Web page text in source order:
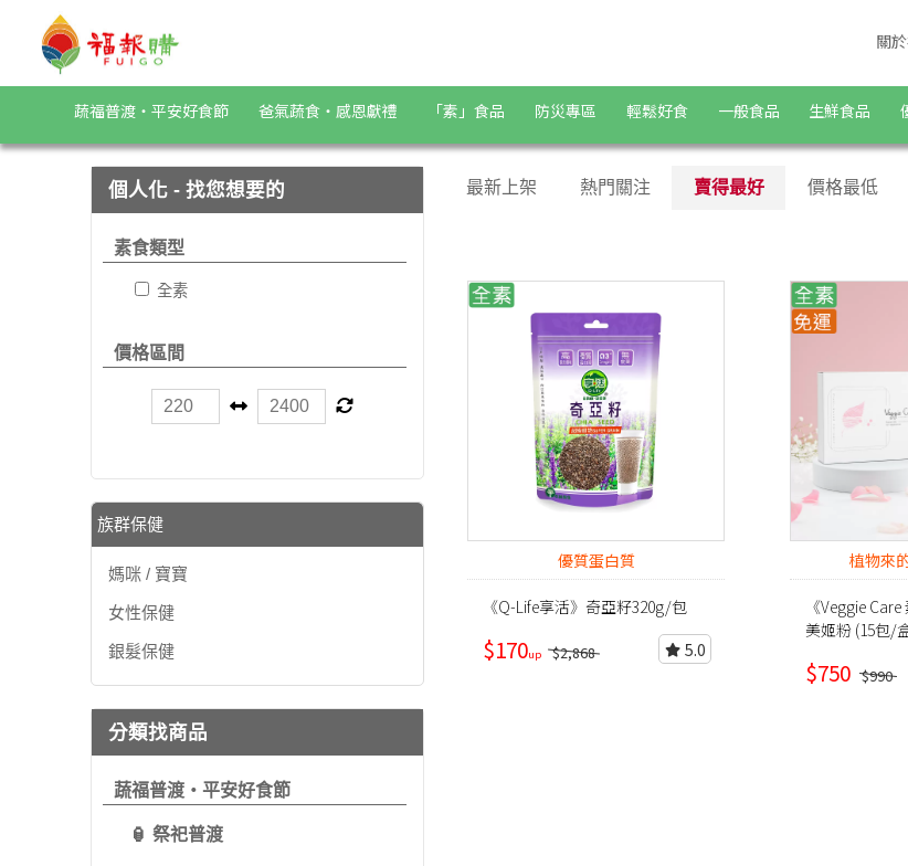
族群保健 | 福報購蔬食購物商城
關
蔬福普渡・平安好食節 爸氣蔬食・感恩獻禮 「素」食品 防災專區 輕鬆好食 一般食品 生鮮食品
個人化 - 找您想要的
素食類型
全素
價格區間
族群保健
媽咪 / 寶寶
女性保健
銀髮保健
分類找商品
蔬福普渡・平安好食節
🏮 祭祀普渡
最新上架 熱門關注 賣得最好 價格最低
優質蛋白質
《Q-Life享活》奇亞籽320g/包
$170 $2,868 5.0
植物來
《Veggie
美姬粉 (15包/
$750 $990